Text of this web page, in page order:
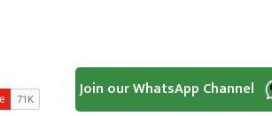
Join our WhatsApp Channel